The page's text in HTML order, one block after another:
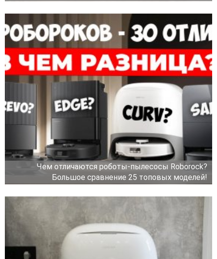
Чем отличаются роботы-пылесосы Roborock?
Большое сравнение 25 топовых моделей!